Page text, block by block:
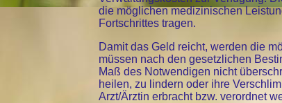
die möglichen medizinischen
Fortschrittes tragen.
Damit das Geld reicht, werden die
müssen nach den gesetzlichen
Maß des Notwendigen nicht
heilen, zu lindern oder ihre
Arzt/Ärztin erbracht bzw. verordnet